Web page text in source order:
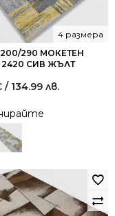
290 МОКЕТЕН
СИВ ЖЪЛТ
4 размера
/ 134.99 лв.